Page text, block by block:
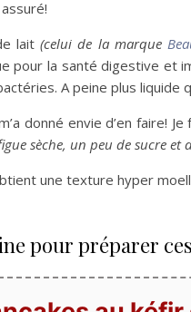
lait(celui de la marque
pour la santé digestive et
A peine plus liquide
donné envie d’en faire!
sèche, un peu de sucre et
une texture hyper
pour préparer